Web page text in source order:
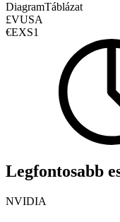
DiagramTáblázat
£VUSA
€EXS1
Legfontosabb
NVIDIA